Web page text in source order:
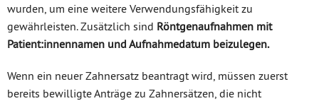
wurden, um eine weitere Verwendungsfähigkeit zu
gewährleisten. Zusätzlich sind Röntgenaufnahmen mit
Patient:innennamen und Aufnahmedatum beizulegen.
Wenn ein neuer Zahnersatz beantragt wird, müssen zuerst
bereits bewilligte Anträge zu Zahnersätzen, die nicht